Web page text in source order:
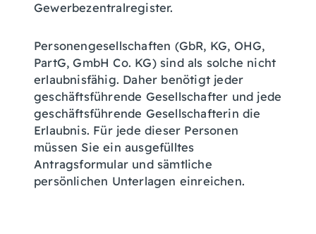
Gewerbezentralregister.
Personengesellschaften (GbR, KG, OHG,
PartG, GmbH Co. KG) sind als solche nicht
erlaubnisfähig. Daher benötigt jeder
geschäftsführende Gesellschafter und jede
geschäftsführende Gesellschafterin die
Erlaubnis. Für jede dieser Personen
müssen Sie ein ausgefülltes
Antragsformular und sämtliche
persönlichen Unterlagen einreichen.